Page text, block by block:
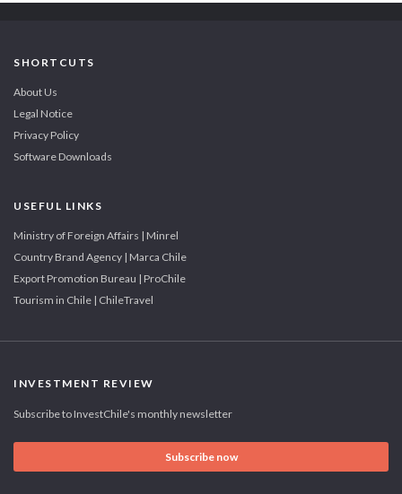
SHORTCUTS
About Us
Legal Notice
Privacy Policy
Software Downloads
USEFUL LINKS
Ministry of Foreign Affairs | Minrel
Country Brand Agency | Marca Chile
Export Promotion Bureau | ProChile
Tourism in Chile | ChileTravel
INVESTMENT REVIEW
Subscribe to InvestChile's monthly newsletter
Subscribe now